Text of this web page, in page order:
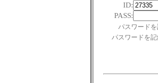
ID:
PASS:
パスワード
パスワードを